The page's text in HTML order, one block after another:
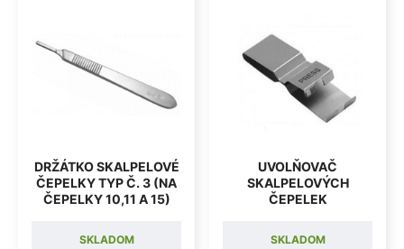
DRŽÁTKO SKALPELOVÉ
ČEPELKY TYP Č. 3 (NA
ČEPELKY 10,11 A 15)
SKLADOM
UVOLŇOVAČ
SKALPELOVÝCH
ČEPELEK
SKLADOM